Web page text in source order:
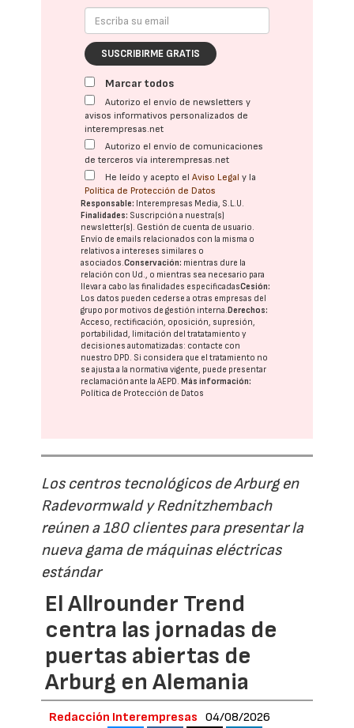
SUSCRIBIRME GRATIS
Marcar todos
Autorizo el envío de newsletters y
avisos informativos personalizados de
interempresas.net
Autorizo el envío de comunicaciones
de terceros vía interempresas.net
He leído y acepto elAviso Legal y la
Política de Protección de Datos
Responsable: Interempresas Media, S.L.U.
Finalidades: Suscripción a nuestra(s)
newsletter(s). Gestión de cuenta de usuario.
Envío de emails relacionados con la misma o
relativos a intereses similares o
asociados.Conservación: mientras dure la
relación con Ud., o mientras sea necesario para
llevar a cabo las finalidades especificadasCesión:
Los datos pueden cederse a otras empresas del
grupo por motivos de gestión interna. Derechos:
Acceso, rectificación, oposición, supresión,
portabilidad, limitación del tratatamiento y
decisiones automatizadas: contacte con
nuestro DPD. Si considera que el tratamiento no
se ajusta a la normativa vigente, puede presentar
reclamación ante laAEPD. Más información:
Política de Protección de Datos
Los centros tecnológicos de Arburg en
Radevormwald y Rednitzhembach
reúnen a 180 clientes para presentar la
nueva gama de máquinas eléctricas
estándar
El Allrounder Trend
centra las jornadas de
puertas abiertas de
Arburg en Alemania
Redacción Interempresas 04/08/2026